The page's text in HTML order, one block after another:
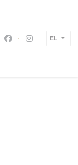
FacebookInstagram
EL